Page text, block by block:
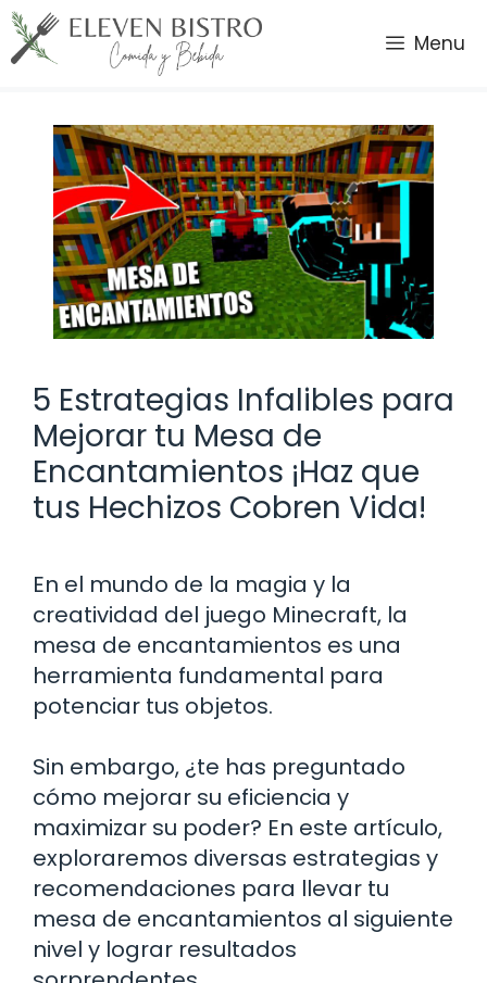
Saltar
al
contenido
Menu
5 Estrategias Infalibles para
Mejorar tu Mesa de
Encantamientos ¡Haz que
tus Hechizos Cobren Vida!
En el mundo de la magia y la
creatividad del juego Minecraft, la
mesa de encantamientos es una
herramienta fundamental para
potenciar tus objetos.
Sin embargo, ¿te has preguntado
cómo mejorar su eficiencia y
maximizar su poder? En este artículo,
exploraremos diversas estrategias y
recomendaciones para llevar tu
mesa de encantamientos al siguiente
nivel y lograr resultados